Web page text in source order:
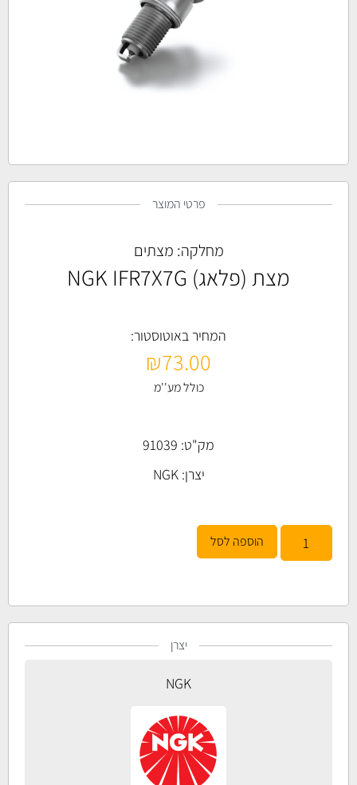
פרטי המוצר
מחלקה: מצתים
מצת (פלאג) NGK IFR7X7G
המחיר באוטוסטור:
₪73.00
כולל מע''מ
מק"ט: 91039
יצרן:NGK
הוספה לסל
יצרן
NGK